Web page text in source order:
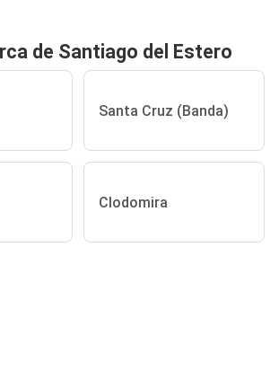
de Santiago del Estero
Santa Cruz (Banda)
Clodomira